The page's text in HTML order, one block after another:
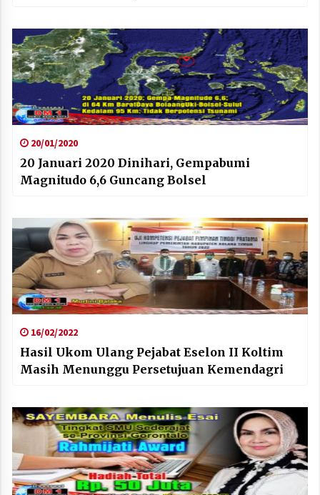
20/01/2020
20 Januari 2020 Dinihari, Gempabumi
Magnitudo 6,6 Guncang Bolsel
16/02/2022
Hasil Ukom Ulang Pejabat Eselon II Koltim
Masih Menunggu Persetujuan Kemendagri